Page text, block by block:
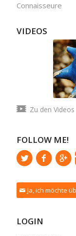
Connaisseure
VIDEOS
Zu den Videos
FOLLOW ME!
Ja, ich möchte
LOGIN